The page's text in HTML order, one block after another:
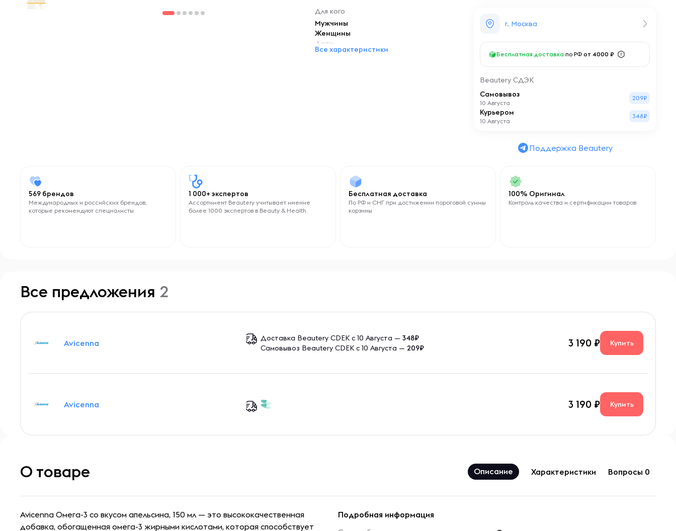
Для кого
Мужчины
Женщины
Дети
Все характеристики
г. Москва
Бесплатная доставка по РФ от 4000 ₽
Beautery СДЭК
Самовывоз
10 Августа
209₽
Курьером
10 Августа
348₽
Поддержка Beautery
569 брендов
Международных и российских брендов,
которые рекомендуют специалисты
1 000+ экспертов
Ассортимент Beautery учитывает мнение
более 1000 экспертов в Beauty & Health
Бесплатная доставка
По РФ и СНГ при достижении пороговой суммы
корзины
100% Оригинал
Контроль качества и сертификации товаров
Все предложения 2
Avicenna Доставка Beautery CDEK с 10 Августа —348₽
Самовывоз Beautery CDEK с 10 Августа — 209₽ 3 190 Купить
Avicenna 3 190 Купить
О товаре Описание Характеристики Вопросы 0
Avicenna Омега-3 со вкусом апельсина, 150 мл — это высококачественная
добавка, обогащенная омега-3 жирными кислотами, которая способствует
Подробная информация